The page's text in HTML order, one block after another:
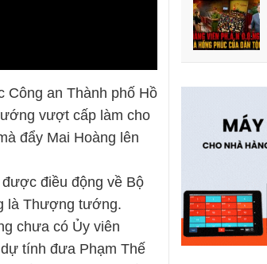
Công an Thành phố Hồ
vượt cấp làm cho
đẩy Mai Hoàng lên
điều động về Bộ
là Thượng tướng.
chưa có Ủy viên
tính đưa Phạm Thế